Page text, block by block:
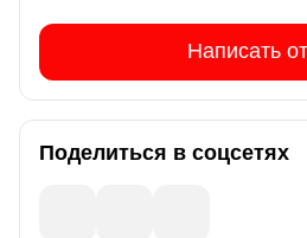
Написать
Поделиться в соцсетях